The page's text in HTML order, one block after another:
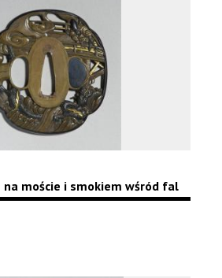
na moście i smokiem wśród fal